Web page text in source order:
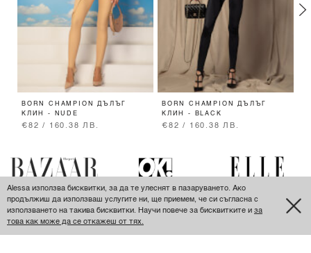
BORN CHAMPION ДЪЛЪГ
КЛИН - NUDE
€82 / 160.38 ЛВ.
BORN CHAMPION ДЪЛЪГ
КЛИН - BLACK
€82 / 160.38 ЛВ.
Alessa използва бисквитки, за да те улеснят в пазаруването. Ако
продължиш да използваш услугите ни, ще приемем, че си съгласна с
използването на такива бисквитки. Научи повече за бисквитките и за
това как може да се откажеш от тях.